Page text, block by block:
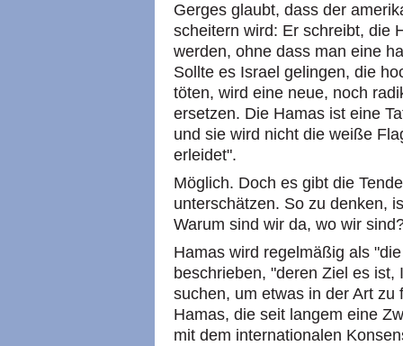
Gerges glaubt, dass der
scheitern wird: Er schreibt, die
werden, ohne dass man eine
Sollte es Israel gelingen, die
töten, wird eine neue, noch
ersetzen. Die Hamas ist eine
und sie wird nicht die weiße
erleidet".
Möglich. Doch es gibt die
unterschätzen. So zu denken,
Warum sind wir da, wo wir
Hamas wird regelmäßig als
beschrieben, "deren Ziel es
suchen, um etwas in der Art
Hamas, die seit langem eine
mit dem internationalen